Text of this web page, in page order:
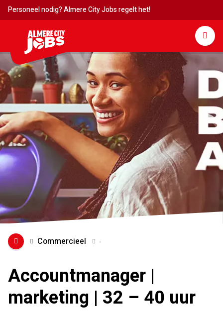
Personeel nodig? Almere City Jobs regelt het!
Commercieel
Accountmanager |
marketing | 32 – 40 uur